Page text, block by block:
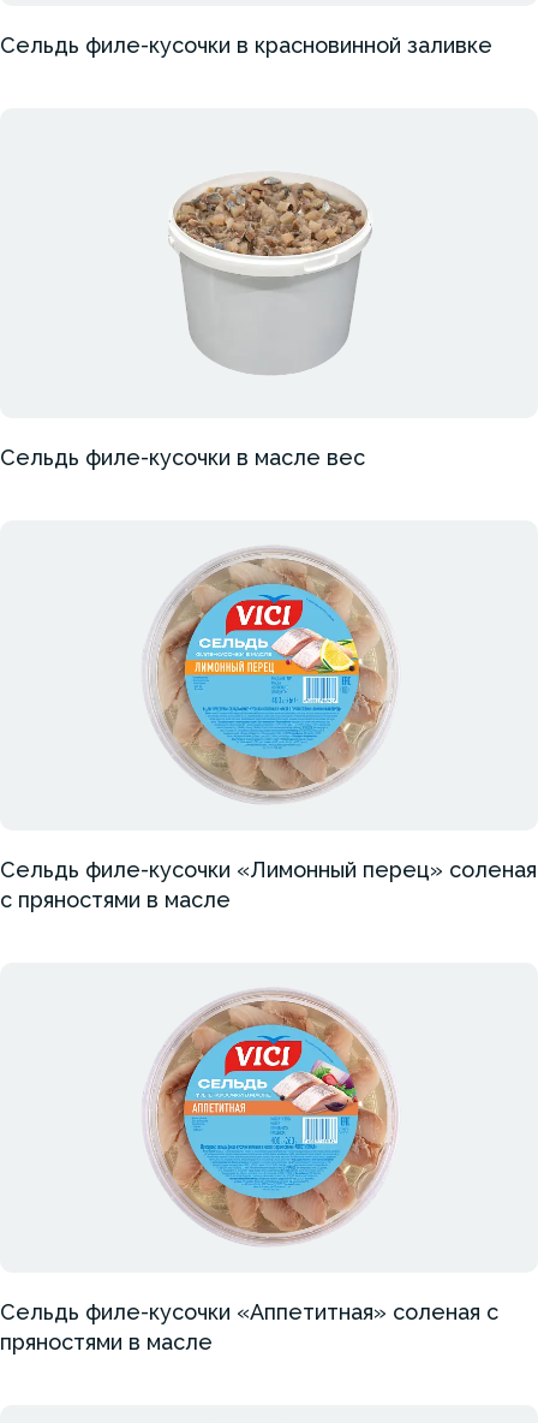
Сельдь филе-кусочки в красновинной заливке
Сельдь филе-кусочки в масле вес
Сельдь филе-кусочки «Лимонный перец» соленая
с пряностями в масле
Сельдь филе-кусочки «Аппетитная» соленая с
пряностями в масле